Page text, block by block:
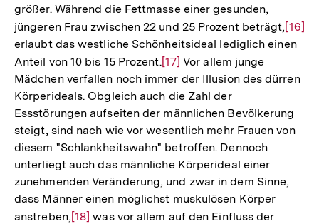
der
Fußnote
größer. Während die Fettmasse einer gesunden,
jüngeren Frau zwischen 22 und 25 Prozent beträgt,Zur
[16]
erlaubt das westliche Schönheitsideal lediglich einen
Anteil von 10 bis 15 Prozent.Zur
Auflösung
der
Fußnote
[17] Vor allem junge
Mädchen verfallen noch immer der Illusion des dürren
Körperideals. Obgleich auch die Zahl der
Essstörungen aufseiten der männlichen Bevölkerung
steigt, sind nach wie vor wesentlich mehr Frauen von
diesem "Schlankheitswahn" betroffen. Dennoch
unterliegt auch das männliche Körperideal einer
zunehmenden Veränderung, und zwar in dem Sinne,
dass Männer einen möglichst muskulösen Körper
anstreben,Zur
[18] was vor allem auf den Einfluss der